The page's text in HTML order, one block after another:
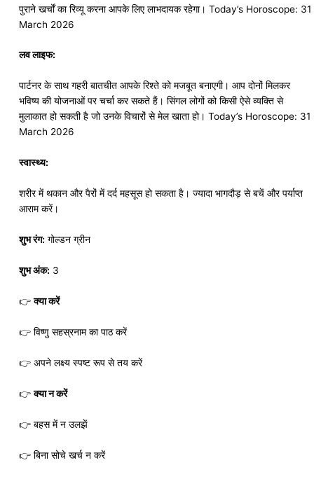
पुराने खर्चों का रिव्यू करना आपके लिए लाभदायक रहेगा। Today’s Horoscope: 31
March 2026
लव लाइफ:
पार्टनर के साथ गहरी बातचीत आपके रिश्ते को मजबूत बनाएगी। आप दोनों मिलकर
भविष्य की योजनाओं पर चर्चा कर सकते हैं। सिंगल लोगों को किसी ऐसे व्यक्ति से
मुलाकात हो सकती है जो उनके विचारों से मेल खाता हो। Today’s Horoscope: 31
March 2026
स्वास्थ्य:
शरीर में थकान और पैरों में दर्द महसूस हो सकता है। ज्यादा भागदौड़ से बचें और पर्याप्त
आराम करें।
शुभ रंग: गोल्डन ग्रीन
शुभ अंक: 3
👉क्या करें
👉 विष्णु सहस्रनाम का पाठ करें
👉 अपने लक्ष्य स्पष्ट रूप से तय करें
👉क्या न करें
👉 बहस में न उलझें
👉 बिना सोचे खर्च न करें